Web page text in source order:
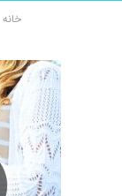
خانه